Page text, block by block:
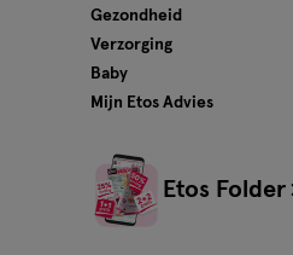
Gezondheid
Verzorging
Baby
Mijn Etos Advies
Etos Folder